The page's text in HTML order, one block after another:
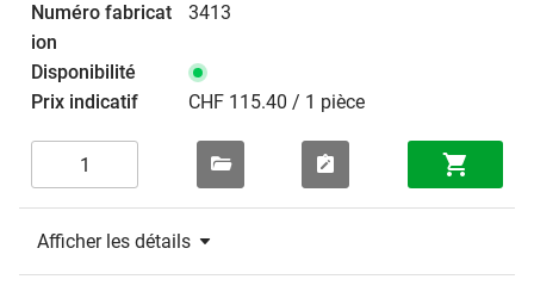
3413
CHF 115.40 / 1 pièce
Afficher les détails